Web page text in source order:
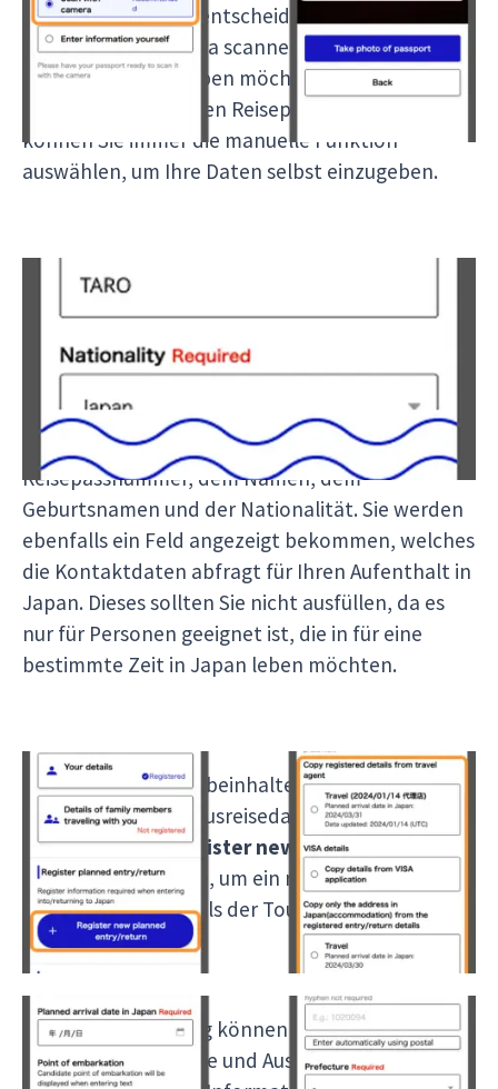
Hierbei können Sie entscheiden, ob Sie diese
mithilfe Ihrer Kamera scannen lassen wollen
oder manuell eingeben möchten. Sollte die
Kamerafunktion Ihren Reisepass nicht erkennen,
können Sie immer die manuelle Funktion
auswählen, um Ihre Daten selbst einzugeben.
Sollten Sie die Daten manuell eingeben wollen,
werden Ihnen verschiedene Zeilen wieder
angezeigt, dazu gehören die Pflichtfelder,
welche Sie ausfüllen müssen und optionale
Felder, die Sie nach Belieben frei lassen können.
Die Pflichtfelder bestehen aus der
Reisepassnummer, dem Namen, dem
Geburtsnamen und der Nationalität. Sie werden
ebenfalls ein Feld angezeigt bekommen, welches
die Kontaktdaten abfragt für Ihren Aufenthalt in
Japan. Dieses sollten Sie nicht ausfüllen, da es
nur für Personen geeignet ist, die in für eine
bestimmte Zeit in Japan leben möchten.
Der nächste Schritt beinhaltet die Registrierung
Ihrer Einreise- und Ausreisedaten. Dafür drücken
Sie bitte auf dieRegister new planned
entry/returnFläche, um ein neues Fenster zu
öffnen und die Details der Tour einzutragen
Bei der Registrierung können Sie einfach die
Daten für die Einreise und Ausreise mithilfe der